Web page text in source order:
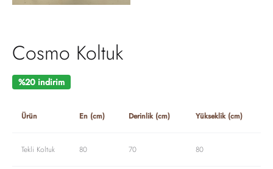
Cosmo Koltuk
%20 indirim
Ürün En (cm) Derinlik (cm) Yükseklik (cm)
Tekli Koltuk 80 70 80